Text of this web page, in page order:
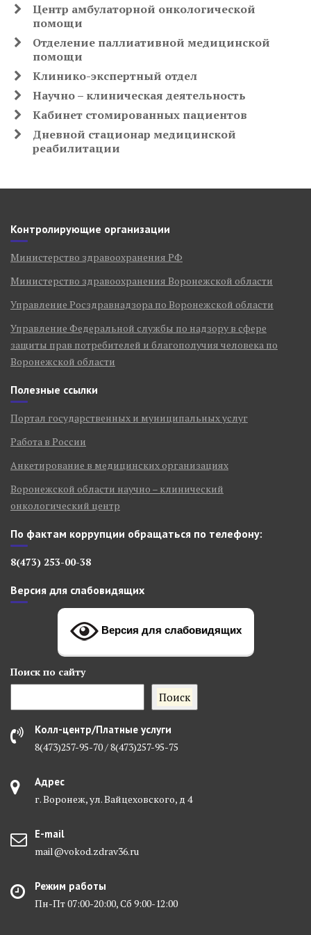
высокомощностная Брахитерапия РПЖ
(источник излучевния иридий 192).
это малоинвазивное внутренние
облучение простаты. По сравнению с
имеет возможность подводить
высокую дозу непосредственно в
опухоль простаты, при этом, не
значительно сокращая сроки лечения.
сложных, травматических, иногда
калечащих операций с высоким
качеством жизни пациентов после
лечения (низким риском нарушения
Центр амбулаторной онкологической
помощи
Отделение паллиативной медицинской
помощи
Клинико-экспертный отдел
Научно – клиническая деятельность
Кабинет стомированных пациентов
Дневной стационар медицинской
реабилитации
Контролирующие организации
Министерство здравоохранения РФ
Министерство здравоохранения Воронежской области
Управление Росздравнадзора по Воронежской области
Управление Федеральной службы по надзору в сфере
защиты прав потребителей и благополучия человека по
Воронежской области
Полезные ссылки
Портал государственных и муниципальных услуг
Работа в России
Анкетирование в медицинских организациях
Воронежской области научно – клинический
онкологический центр
По фактам коррупции обращаться по телефону:
8(473) 253-00-38
Версия для слабовидящих
Версия для слабовидящих
Поиск по сайту
Поиск
Колл-центр/Платные услуги
8(473)257-95-70 / 8(473)257-95-75
Адрес
г. Воронеж, ул. Вайцеховского, д 4
E-mail
mail@vokod.zdrav36.ru
Режим работы
Пн-Пт 07:00-20:00, Сб 9:00-12:00